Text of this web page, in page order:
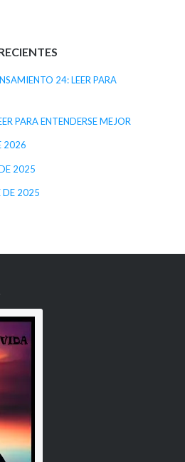
24: LEER PARA
PARA ENTENDERSE MEJOR
2026
2025
DE 2025